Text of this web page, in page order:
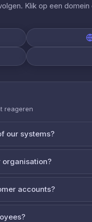
Klik op een domein
reageren
our systems?
accounts?